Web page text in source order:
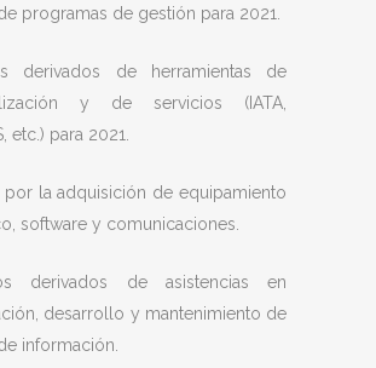
programas de gestión para 2021.
derivados de herramientas de
y de servicios (IATA,
etc.) para 2021.
por la adquisición de equipamiento
software y comunicaciones.
derivados de asistencias en
desarrollo y mantenimiento de
información.